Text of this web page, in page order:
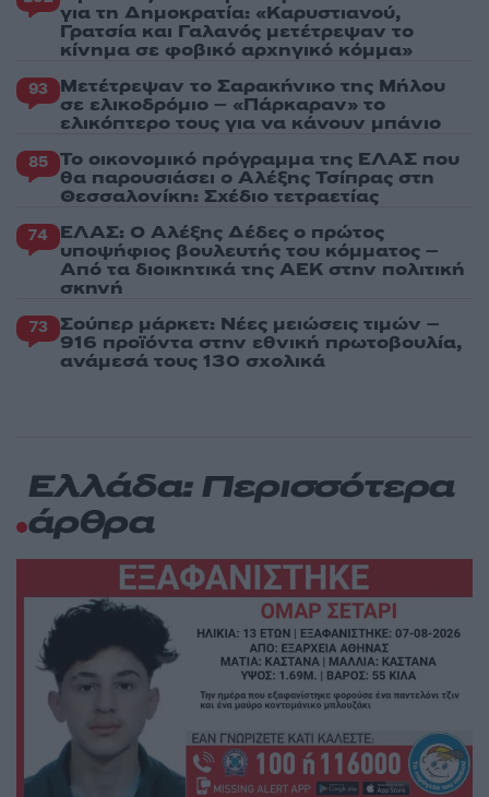
για τη Δημοκρατία: «Καρυστιανού,
Γρατσία και Γαλανός μετέτρεψαν το
κίνημα σε φοβικό αρχηγικό κόμμα»
93 Μετέτρεψαν το Σαρακήνικο της Μήλου
σε ελικοδρόμιο – «Πάρκαραν» το
ελικόπτερο τους για να κάνουν μπάνιο
85 Το οικονομικό πρόγραμμα της ΕΛΑΣ που
θα παρουσιάσει ο Αλέξης Τσίπρας στη
Θεσσαλονίκη: Σχέδιο τετραετίας
74 ΕΛΑΣ: Ο Αλέξης Δέδες ο πρώτος
υποψήφιος βουλευτής του κόμματος –
Από τα διοικητικά της ΑΕΚ στην πολιτική
σκηνή
73 Σούπερ μάρκετ: Νέες μειώσεις τιμών –
916 προϊόντα στην εθνική πρωτοβουλία,
ανάμεσά τους 130 σχολικά
Ελλάδα: Περισσότερα
άρθρα